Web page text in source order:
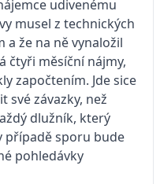
udivenému
musel z technických
že na ně vynaložil
čtyři měsíční nájmy,
započtením. Jde sice
své závazky, než
dlužník, který
případě sporu bude
pohledávky